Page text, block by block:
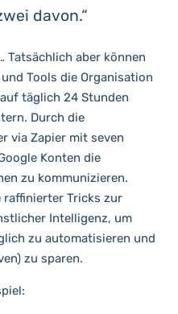
davon.“
Tatsächlich aber können
Tools die Organisation
täglich 24 Stunden
Durch die
via Zapier mit seven
Konten die
zu kommunizieren.
raffinierter Tricks zur
Intelligenz, um
zu automatisieren und
zu sparen.